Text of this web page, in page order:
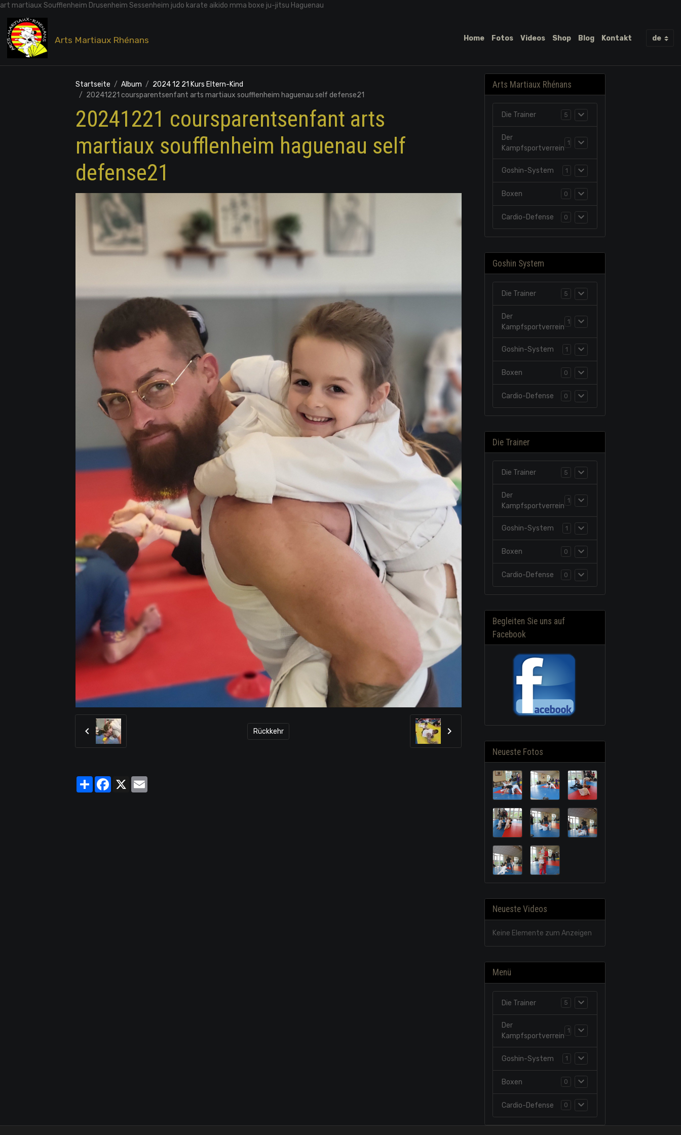
art martiaux Soufflenheim Drusenheim Sessenheim judo karate aikido mma boxe ju-jitsu Haguenau
Arts Martiaux Rhénans Home Fotos Videos Shop Blog Kontakt
Startseite Album
2024 12 21 Kurs Eltern-Kind
20241221 coursparentsenfant arts martiaux soufflenheim haguenau self defense21
20241221 coursparentsenfant arts
martiaux soufflenheim haguenau self
defense21
Rückkehr
PartagerFacebook
X
Arts Martiaux Rhénans
Die Trainer 5
Der
Kampfsportverrein
Goshin-System 1
Boxen 0
Cardio-Defense 0
Goshin System
Die Trainer 5
Der
Kampfsportverrein
Goshin-System 1
Boxen 0
Cardio-Defense 0
Die Trainer
Die Trainer 5
Der
Kampfsportverrein
Goshin-System 1
Boxen 0
Cardio-Defense 0
Begleiten Sie uns auf
Facebook
Neueste Fotos
Neueste Videos
Keine Elemente zum Anzeigen
Menü
Die Trainer 5
Der
Kampfsportverrein
Goshin-System 1
Boxen 0
Cardio-Defense 0